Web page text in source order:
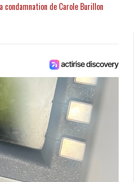
condamnation de Carole Burillon